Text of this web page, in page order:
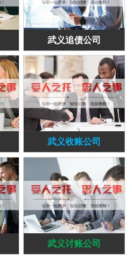
武义追债公司
武义收账公司
武义讨账公司